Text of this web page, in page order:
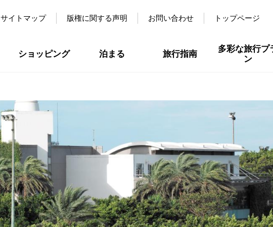
サイトマップ 版権に関する声明 お問い合わせ トップページ
ショッピング 泊まる 旅行指南
多彩な旅行プ
ン